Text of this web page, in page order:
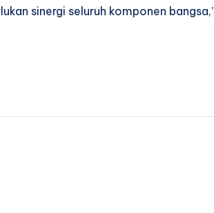
sinergi seluruh komponen